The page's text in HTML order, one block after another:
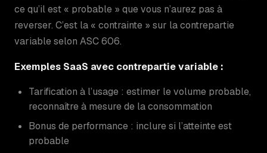
ce qu’il est « probable » que vous n’aurez pas à
reverser. C’est la « contrainte » sur la contrepartie
variable selon ASC 606.
Exemples SaaS avec contrepartie variable :
Tarification à l’usage : estimer le volume probable,
reconnaître à mesure de la consommation
Bonus de performance : inclure si l’atteinte est
probable